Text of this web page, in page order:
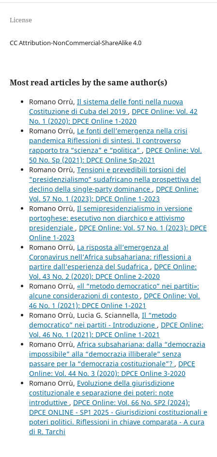
License
CC Attribution-NonCommercial-ShareAlike 4.0
Most read articles by the same author(s)
Romano Orrù, Il sistema delle fonti nella nuova
Costituzione di Cuba del 2019 , DPCE Online: Vol. 42
No. 1 (2020): DPCE Online 1-2020
Romano Orrù, Le fonti dell’emergenza nella crisi
pandemica Riflessioni di sintesi. Il controverso
rapporto tra “scienza” e “politica” , DPCE Online: Vol.
50 No. Sp (2021): DPCE Online Sp-2021
Romano Orrù, Tensioni e prevedibili torsioni del
“presidenzialismo” sudafricano nella prospettiva del
declino della single-party dominance , DPCE Online:
Vol. 57 No. 1 (2023): DPCE Online 1-2023
Romano Orrù, Il semipresidenzialismo in versione
portoghese: esecutivo non diarchico e attivismo
presidenziale , DPCE Online: Vol. 57 No. 1 (2023): DPCE
Online 1-2023
Romano Orrù, La risposta all’emergenza al
Coronavirus nell’Africa subsahariana: riflessioni a
partire dall’esperienza del Sudafrica , DPCE Online:
Vol. 43 No. 2 (2020): DPCE Online 2-2020
Romano Orrù, «ll “metodo democratico” nei partiti»:
alcune considerazioni di contesto , DPCE Online: Vol.
46 No. 1 (2021): DPCE Online 1-2021
Romano Orrù, Lucia G. Sciannella, Il “metodo
democratico” nei partiti - Introduzione , DPCE Online:
Vol. 46 No. 1 (2021): DPCE Online 1-2021
Romano Orrù, Africa subsahariana: dalla “democrazia
impossibile” alla “democrazia illiberale” senza
passare per la “democrazia costituzionale”? , DPCE
Online: Vol. 44 No. 3 (2020): DPCE Online 3-2020
Romano Orrù, Evoluzione della giurisdizione
costituzionale e separazione dei poteri: note
introduttive , DPCE Online: Vol. 66 No. SP2 (2024):
DPCE ONLINE - SP1 2025 - Giurisdizioni costituzionali e
poteri politici. Riflessioni in chiave comparata - A cura
di R. Tarchi